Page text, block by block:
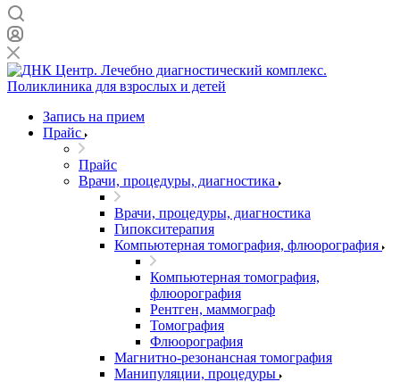
Запись на прием
Прайс
Прайс
Врачи, процедуры, диагностика
Врачи, процедуры, диагностика
Гипокситерапия
Компьютерная томография, флюорография
Компьютерная томография,
флюорография
Рентген, маммограф
Томография
Флюорография
Магнитно-резонансная томография
Манипуляции, процедуры